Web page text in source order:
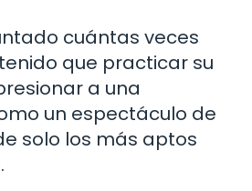
cuántas veces
que practicar su
a una
un espectáculo de
solo los más aptos